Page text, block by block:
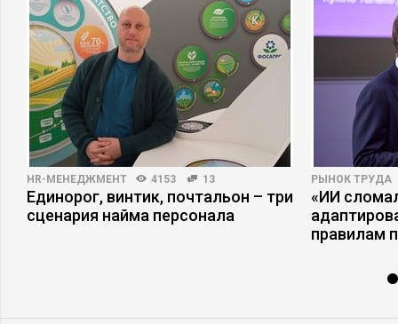
HR-МЕНЕДЖМЕНТ 4153 13
Единорог, винтик, почтальон – три
сценария найма персонала
РЫНОК ТРУДА
«ИИ
правилам